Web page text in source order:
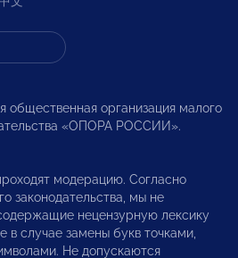
организация малого
«ОПОРА РОССИИ».
модерацию. Согласно
законодательства, мы не
нецензурную лексику
в случае замены букв точками,
Не допускаются